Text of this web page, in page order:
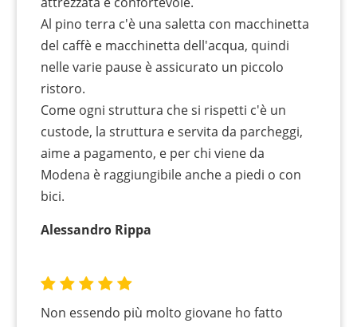
Al pino terra c'è una saletta con macchinetta
del caffè e macchinetta dell'acqua, quindi
nelle varie pause è assicurato un piccolo
ristoro.
Come ogni struttura che si rispetti c'è un
custode, la struttura e servita da parcheggi,
aime a pagamento, e per chi viene da
Modena è raggiungibile anche a piedi o con
bici.
Alessandro Rippa
Non essendo più molto giovane ho fatto